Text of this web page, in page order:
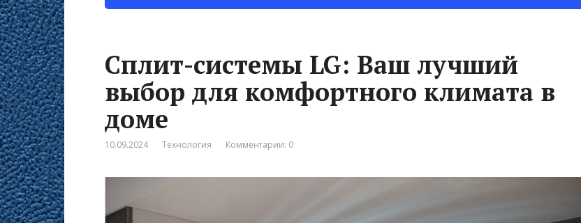
Сплит-системы LG: Ваш лучший
выбор для комфортного климата в
доме
10.09.2024 Технология Комментарии: 0